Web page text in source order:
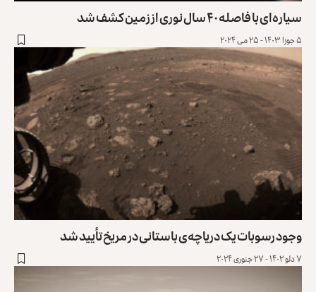
سیاره‌ای با فاصله ۴۰ سال نوری از زمین کشف شد
۵ جوزا ۱۴۰۳ - ۲۵ می ۲۰۲۴
وجود رسوبات یک دریاچه‌ی باستانی در مریخ تأیید شد
۷ دلو ۱۴۰۲ - ۲۷ جنوری ۲۰۲۴